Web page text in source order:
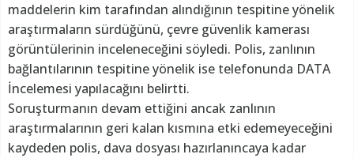
maddelerin kim tarafından alındığının tespitine yönelik
araştırmaların sürdüğünü, çevre güvenlik kamerası
görüntülerinin inceleneceğini söyledi. Polis, zanlının
bağlantılarının tespitine yönelik ise telefonunda DATA
İncelemesi yapılacağını belirtti.
Soruşturmanın devam ettiğini ancak zanlının
araştırmalarının geri kalan kısmına etki edemeyeceğini
kaydeden polis, dava dosyası hazırlanıncaya kadar